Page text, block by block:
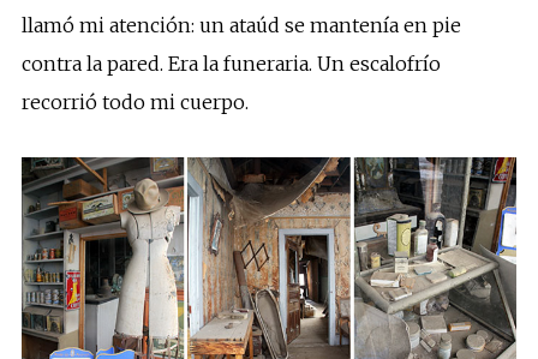
llamó mi atención: un ataúd se mantenía en pie
contra la pared. Era la funeraria. Un escalofrío
recorrió todo mi cuerpo.